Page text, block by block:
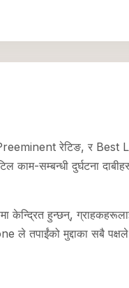
रेटिङ, र Best
दुर्घटना दाबीहरूमा
हुन्छन्,
ले तपाईंको मुद्दाका सबै